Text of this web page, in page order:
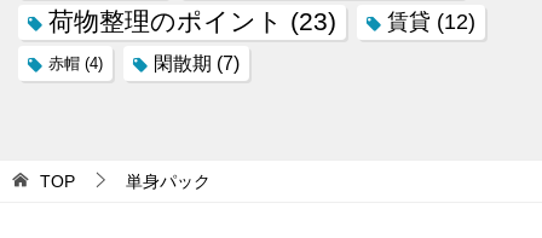
荷物整理のポイント (23) 賃貸 (12)
赤帽 (4) 閑散期 (7)
TOP 単身パック